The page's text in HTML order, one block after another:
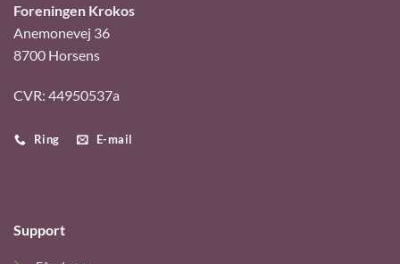
Foreningen Krokos
Anemonevej 36
8700 Horsens
CVR: 44950537a
Ring E-mail
Support